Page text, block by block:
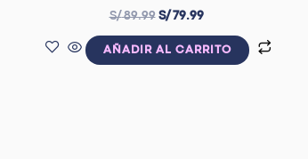
S/89.99 S/79.99
AÑADIR AL CARRITO